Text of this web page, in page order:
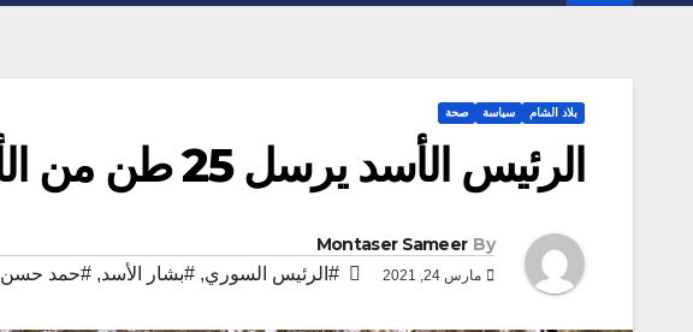
بلاد الشام سياسة صحة
الرئيس الأسد يرسل 25 طن من الأوكسجين إلى لبنان
By
Montaser Sameer
مارس 24, 2021 #الرئيس السوري, #بشار الأسد, #حمد حسن